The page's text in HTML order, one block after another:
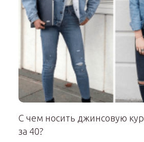
С чем носить джинсовую
за 40?